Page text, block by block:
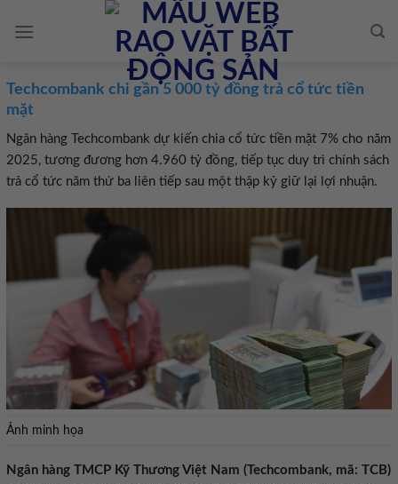
Techcombank chi gần 5 000 tỷ đồng trả cổ tức tiền
mặt
Ngân hàng Techcombank dự kiến chia cổ tức tiền mặt 7% cho năm
2025, tương đương hơn 4.960 tỷ đồng, tiếp tục duy trì chính sách
trả cổ tức năm thứ ba liên tiếp sau một thập kỷ giữ lại lợi nhuận.
Ảnh minh họa
Ngân hàng TMCP Kỹ Thương Việt Nam (Techcombank, mã: TCB)